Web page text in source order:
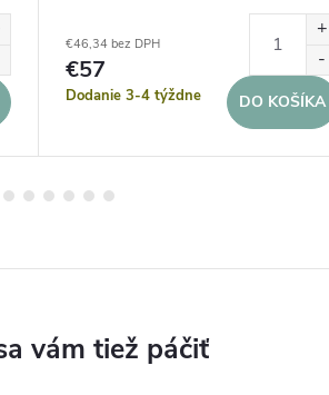
€46,34 bez DPH
€57
Dodanie 3-4 týždne DO KOŠÍKA